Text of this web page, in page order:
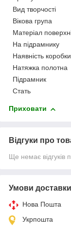
Вид творчості
Вікова група
Матеріал
На підрамнику
Наявність коробки
Натяжка полотна
Підрамник
Стать
Приховати
Відгуки про
Ще немає відгуків
Умови доставки
Нова Пошта
Укрпошта